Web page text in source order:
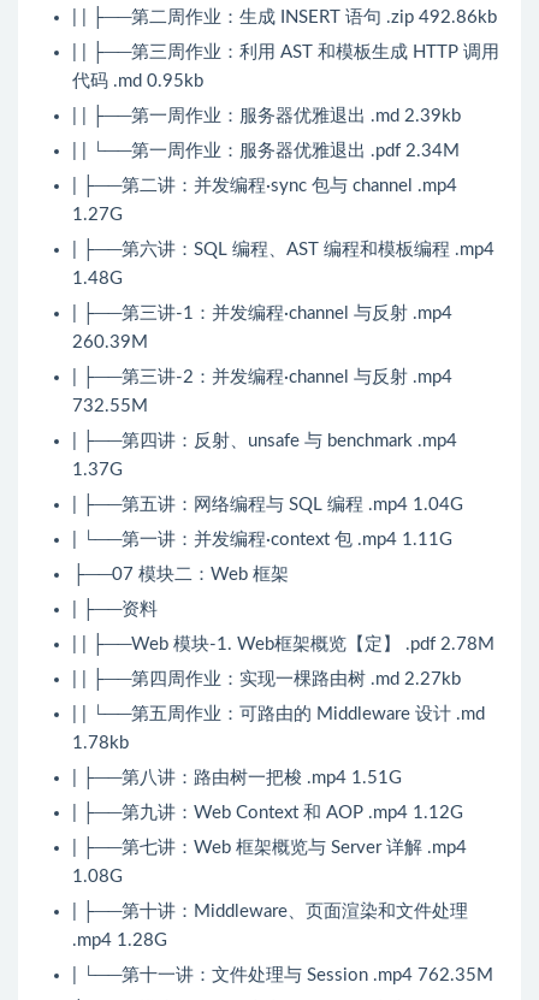
| | ├──第二周作业：生成 INSERT 语句 .zip 492.86kb
| | ├──第三周作业：利用 AST 和模板生成 HTTP 调用
代码 .md 0.95kb
| | ├──第一周作业：服务器优雅退出 .md 2.39kb
| | └──第一周作业：服务器优雅退出 .pdf 2.34M
| ├──第二讲：并发编程·sync 包与 channel .mp4
1.27G
| ├──第六讲：SQL 编程、AST 编程和模板编程 .mp4
1.48G
| ├──第三讲-1：并发编程·channel 与反射 .mp4
260.39M
| ├──第三讲-2：并发编程·channel 与反射 .mp4
732.55M
| ├──第四讲：反射、unsafe 与 benchmark .mp4
1.37G
| ├──第五讲：网络编程与 SQL 编程 .mp4 1.04G
| └──第一讲：并发编程·context 包 .mp4 1.11G
├──07 模块二：Web 框架
| ├──资料
| | ├──Web 模块-1. Web框架概览【定】 .pdf 2.78M
| | ├──第四周作业：实现一棵路由树 .md 2.27kb
| | └──第五周作业：可路由的 Middleware 设计 .md
1.78kb
| ├──第八讲：路由树一把梭 .mp4 1.51G
| ├──第九讲：Web Context 和 AOP .mp4 1.12G
| ├──第七讲：Web 框架概览与 Server 详解 .mp4
1.08G
| ├──第十讲：Middleware、页面渲染和文件处理
.mp4 1.28G
| └──第十一讲：文件处理与 Session .mp4 762.35M